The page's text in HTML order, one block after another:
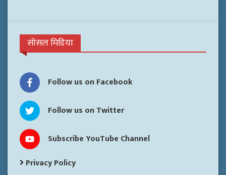
सोसल मिडिया
Follow us on Facebook
Follow us on Twitter
Subscribe YouTube Channel
Privacy Policy